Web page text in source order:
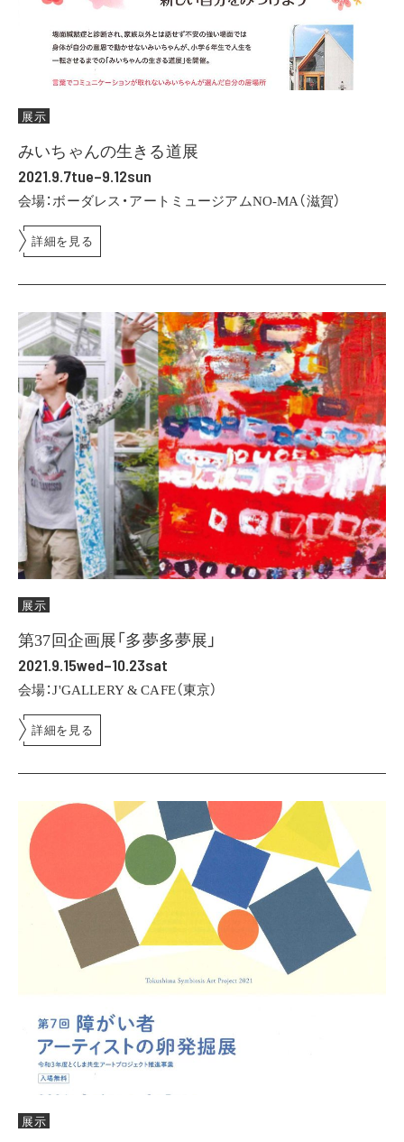
展示
みいちゃんの生きる道展
2021.9.7tue–9.12sun
会場：ボーダレス・アートミュージアムNO-MA（滋賀）
詳細を見る
展示
第37回企画展「多夢多夢展」
2021.9.15wed–10.23sat
会場：J'GALLERY & CAFE（東京）
詳細を見る
展示